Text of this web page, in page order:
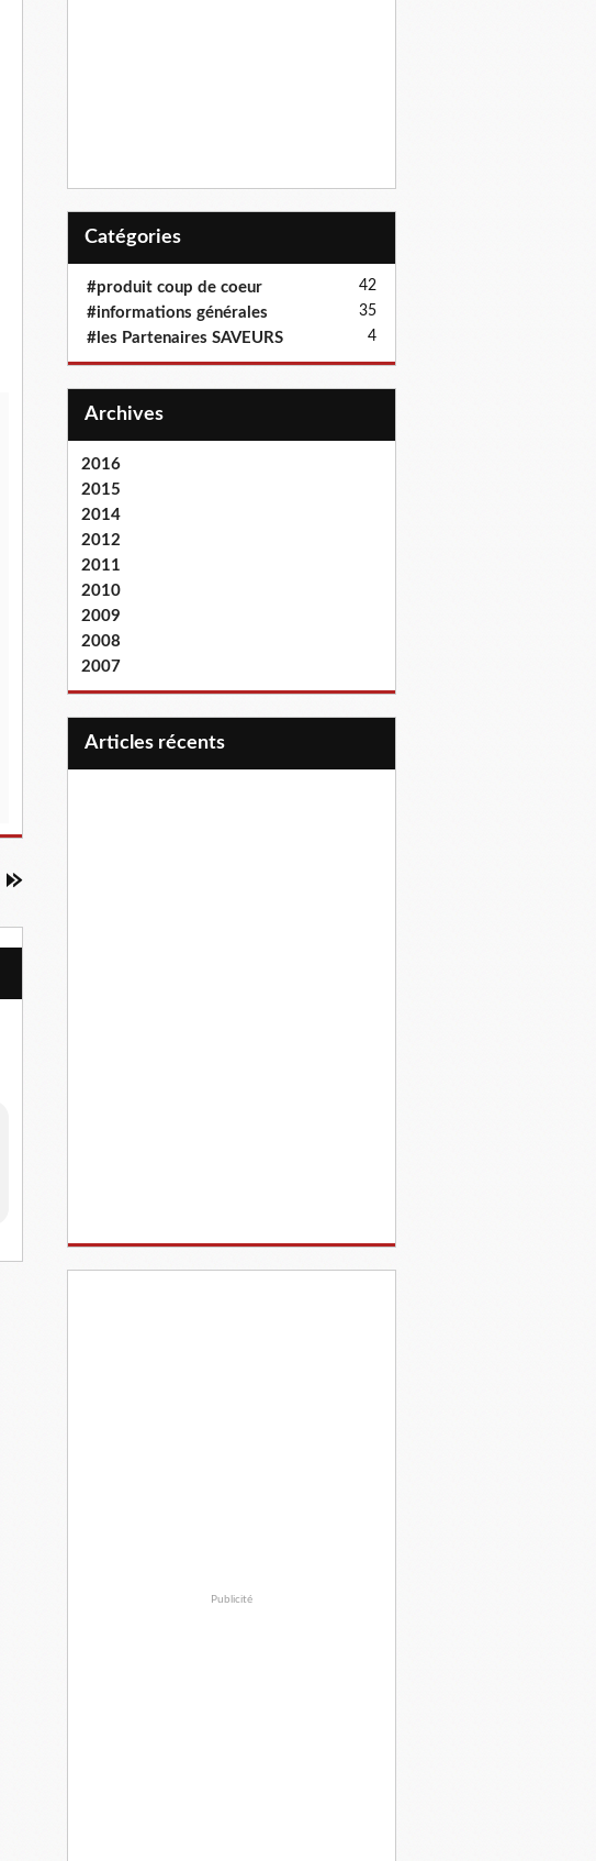
Catégories
#produit coup de coeur 42
#informations générales 35
#les Partenaires SAVEURS 4
Archives
2016
2015
2014
2012
2011
2010
2009
2008
2007
articles récents
Publicité